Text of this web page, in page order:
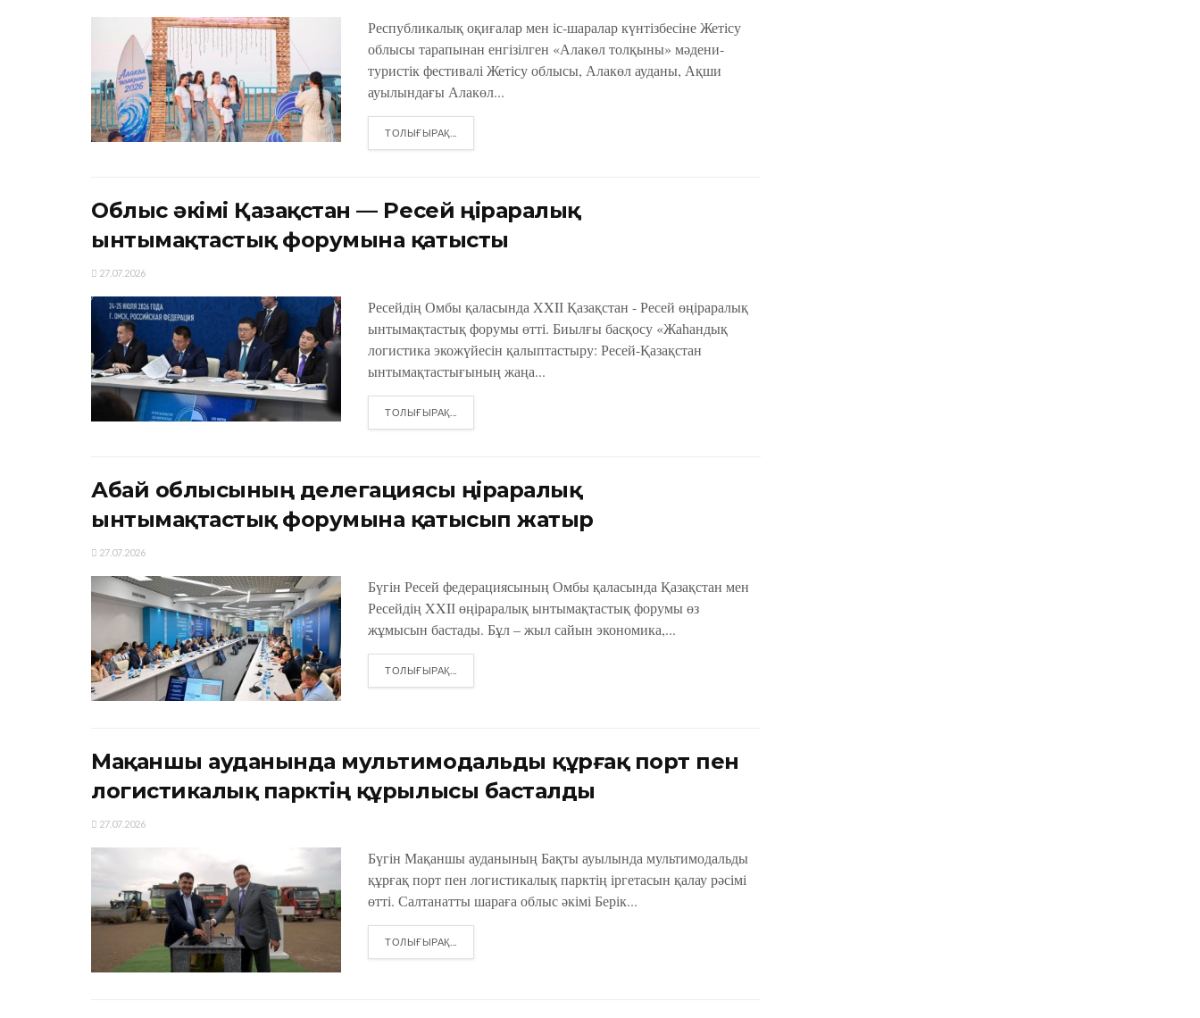
Республикалық оқиғалар мен іс-шаралар күнтізбесіне Жетісу
облысы тарапынан енгізілген «Алакөл толқыны» мәдени-
туристік фестивалі Жетісу облысы, Алакөл ауданы, Ақши
ауылындағы Алакөл...
ТОЛЫҒЫРАҚ...
Облыс әкімі Қазақстан — Ресей өңіраралық
ынтымақтастық форумына қатысты
27.07.2026
Ресейдің Омбы қаласында XXIІ Қазақстан - Ресей өңіраралық
ынтымақтастық форумы өтті. Биылғы басқосу «Жаһандық
логистика экожүйесін қалыптастыру: Ресей-Қазақстан
ынтымақтастығының жаңа...
ТОЛЫҒЫРАҚ...
Абай облысының делегациясы өңіраралық
ынтымақтастық форумына қатысып жатыр
27.07.2026
Бүгін Ресей федерациясының Омбы қаласында Қазақстан мен
Ресейдің XXIІ өңіраралық ынтымақтастық форумы өз
жұмысын бастады. Бұл – жыл сайын экономика,...
ТОЛЫҒЫРАҚ...
Мақаншы ауданында мультимодальды құрғақ порт пен
логистикалық парктің құрылысы басталды
27.07.2026
Бүгін Мақаншы ауданының Бақты ауылында мультимодальды
құрғақ порт пен логистикалық парктің іргетасын қалау рәсімі
өтті. Салтанатты шараға облыс әкімі Берік...
ТОЛЫҒЫРАҚ...